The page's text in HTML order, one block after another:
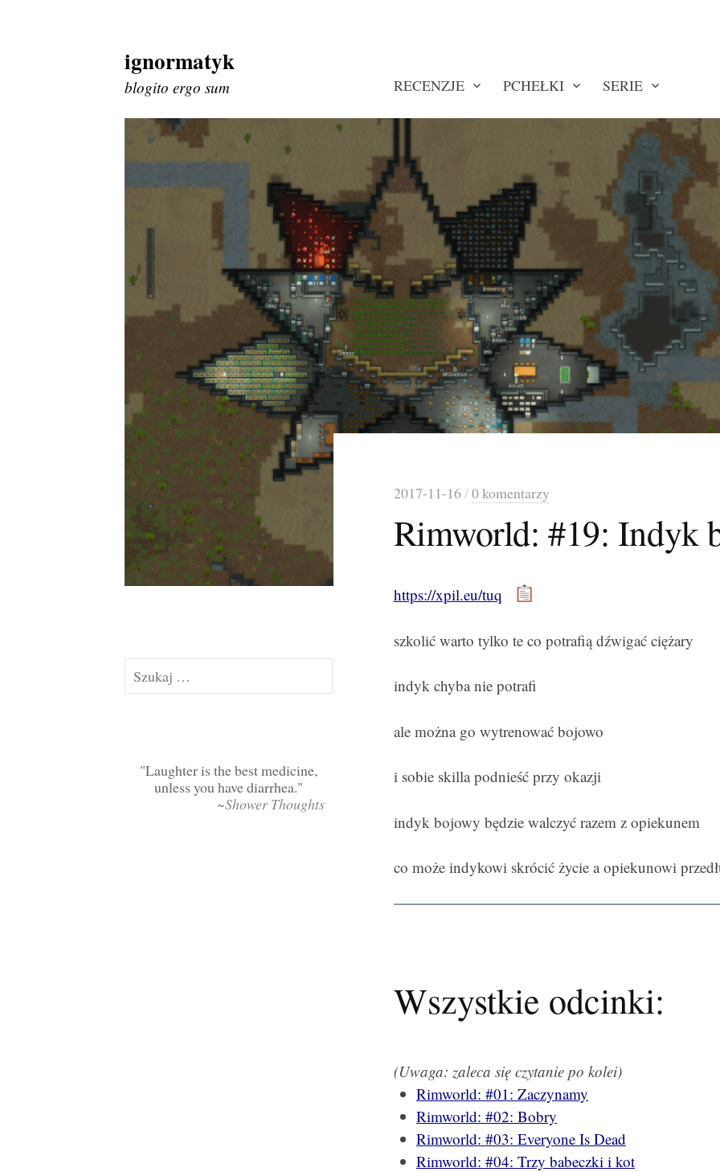
Skip
to
content
ignormatyk
blogito ergo sum RECENZJE PCHEŁKI SERIE
2017-11-16/0 komentarzy
Rimworld: #19: Indyk
https://xpil.eu/tuq
szkolić warto tylko te co potrafią dźwigać ciężary
indyk chyba nie potrafi
ale można go wytrenować bojowo
i sobie skilla podnieść przy okazji
indyk bojowy będzie walczyć razem z opiekunem
co może indykowi skrócić życie a opiekunowi
Wszystkie odcinki:
(Uwaga: zaleca się czytanie po kolei)
Rimworld: #01: Zaczynamy
Rimworld: #02: Bobry
Rimworld: #03: Everyone Is Dead
Rimworld: #04: Trzy babeczki i kot
Szukaj:
Laughter is the best medicine,
unless you have diarrhea.
~Shower Thoughts